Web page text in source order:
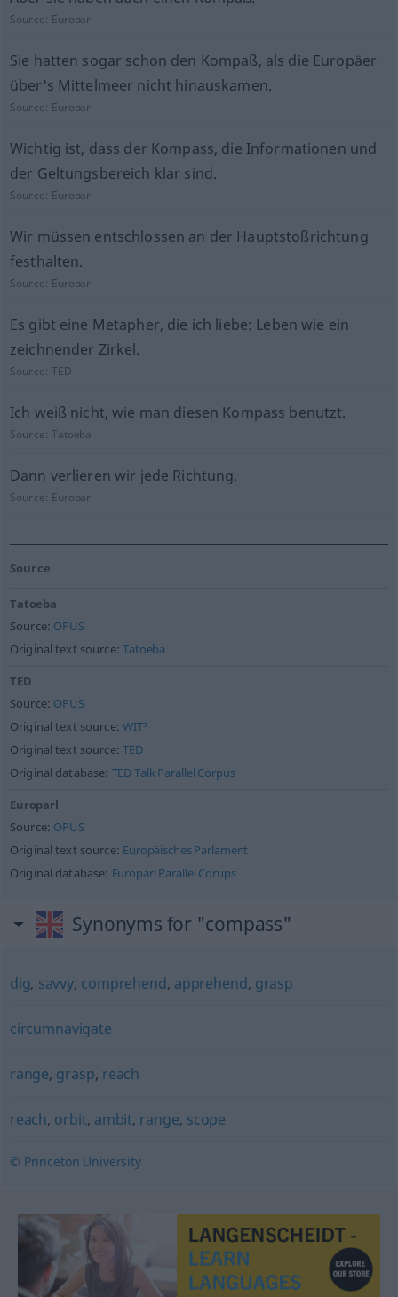
Source: Europarl
Sie hatten sogar schon den Kompaß, als die Europäer
über's Mittelmeer nicht hinauskamen.
Source: Europarl
Wichtig ist, dass der Kompass, die Informationen und
der Geltungsbereich klar sind.
Source: Europarl
Wir müssen entschlossen an der Hauptstoßrichtung
festhalten.
Source: Europarl
Es gibt eine Metapher, die ich liebe: Leben wie ein
zeichnender Zirkel.
Source:TED
Ich weiß nicht, wie man diesen Kompass benutzt.
Source:Tatoeba
Dann verlieren wir jede Richtung.
Source: Europarl
Source
Tatoeba
Source: OPUS
Original text source:Tatoeba
TED
Source: OPUS
Original text source:WIT³
Original text source:TED
Original database: TED Talk Parallel Corpus
Europarl
Source: OPUS
Original text source: Europäisches Parlament
Original database: Europarl Parallel Corups
Synonyms for "compass"
dig, savvy, comprehend, apprehend, grasp
circumnavigate
range, grasp, reach
reach, orbit, ambit, range, scope
© Princeton University